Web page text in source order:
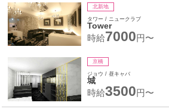
北新地
タワー / ニュークラブ
Tower
時給7000円〜
京橋
ジョウ / 昼キャバ
城
時給3500円〜